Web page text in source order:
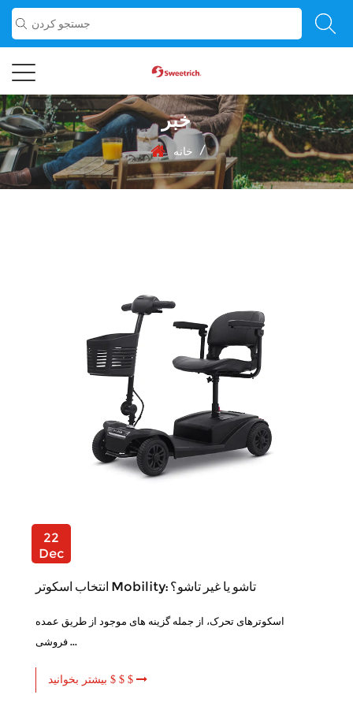
خبر
خانه /
22
Dec
انتخاب اسکوتر Mobility: تاشو یا غیر تاشو؟
اسکوترهای تحرک، از جمله گزینه های موجود از طریق عمده
فروشی ...
بیشتر بخوانید $ $ $